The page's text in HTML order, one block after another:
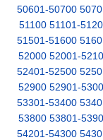
50601-50700
51100 51101-
51501-51600
52000 52001-
52401-52500
52900 52901-
53301-53400
53800 53801-
54201-54300